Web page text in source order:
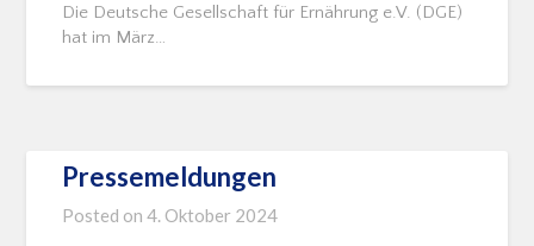
Die Deutsche Gesellschaft für Ernährung e.V. (DGE)
hat im März…
Pressemeldungen
Posted on4. Oktober 2024